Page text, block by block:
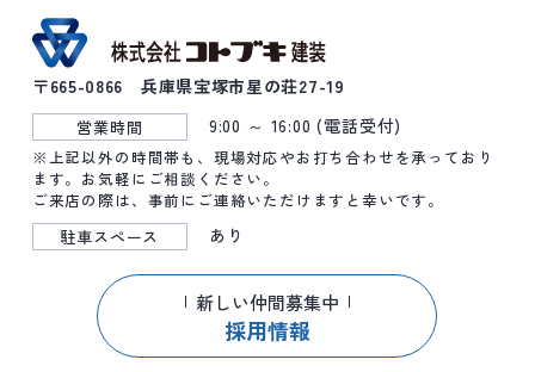
〒665-0866 兵庫県宝塚市星の荘27-19
営業時間 9:00 ～ 16:00 (電話受付)
※上記以外の時間帯も、現場対応やお打ち合わせを承っており
ます。お気軽にご相談ください。
ご来店の際は、事前にご連絡いただけますと幸いです。
駐車スペース
あり
新しい仲間募集中
採用情報